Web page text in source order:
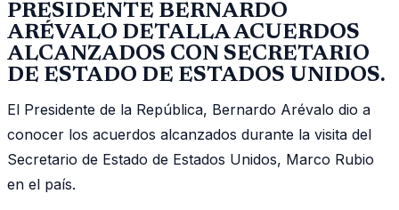
PRESIDENTE BERNARDO
ARÉVALO DETALLA ACUERDOS
ALCANZADOS CON SECRETARIO
DE ESTADO DE ESTADOS UNIDOS.
El Presidente de la República, Bernardo Arévalo dio a
conocer los acuerdos alcanzados durante la visita del
Secretario de Estado de Estados Unidos, Marco Rubio
en el país.